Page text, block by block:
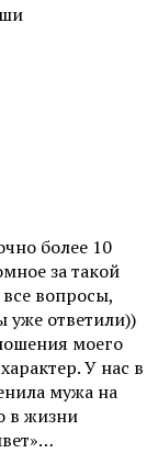
более 10
за такой
вопросы,
ответили))
моего
У нас в
мужа на
в жизни